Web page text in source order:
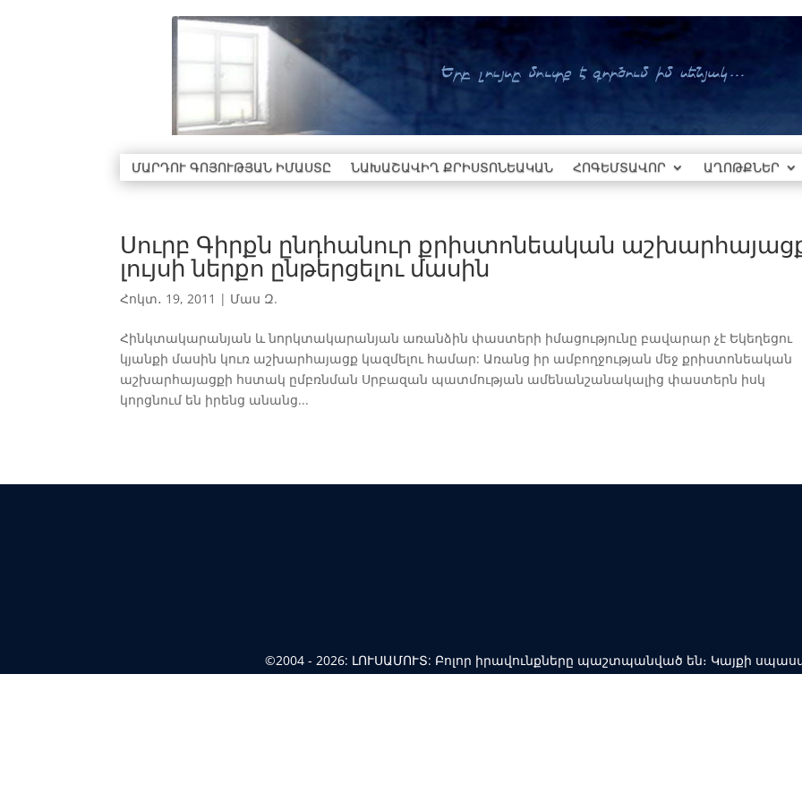
ՄԱՐԴՈՒ ԳՈՅՈՒԹՅԱՆ ԻՄԱՍՏԸ ՆԱԽԱՇԱՎԻՂ ՔՐԻՍՏՈՆԵԱԿԱՆ ՀՈԳԵՄՏԱՎՈՐ ԱՂՈԹՔՆԵՐ
Սուրբ Գիրքն ընդհանուր քրիստոնեական
լույսի ներքո ընթերցելու մասին
Հոկտ․ 19, 2011 | Մաս Զ.
Հինկտակարանյան և նորկտակարանյան առանձին փաստերի իմացությունը բավարար չէ Եկեղեցու
կյանքի մասին կուռ աշխարհայացք կազմելու համար: Առանց իր ամբողջության մեջ քրիստոնեական
աշխարհայացքի հստակ ըմբռնման Սրբազան պատմության ամենանշանակալից փաստերն իսկ
կորցնում են իրենց անանց...
©2004 - 2026: ԼՈՒՍԱՄՈՒՏ: Բոլոր իրավունքները պաշտպանված են։ Կայքի